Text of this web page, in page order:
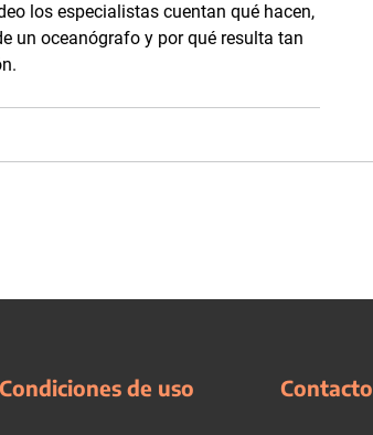
los especialistas cuentan qué hacen,
un oceanógrafo y por qué resulta tan
Condiciones de uso Contacto